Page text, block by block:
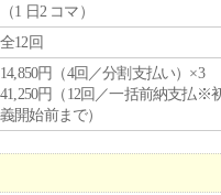
（1 日2 コマ）
全12回
14,850円（4回／分割支払い）×3
41,250円（12回／一括前納支払※
義開始前まで）